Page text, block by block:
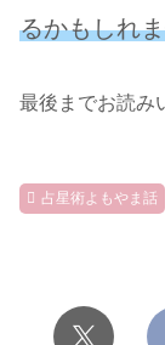
るかもしれ
最後までお読み
占星術よもやま話